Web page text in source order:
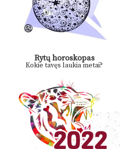
Rytų horoskopas
Kokie tavęs laukia metai?